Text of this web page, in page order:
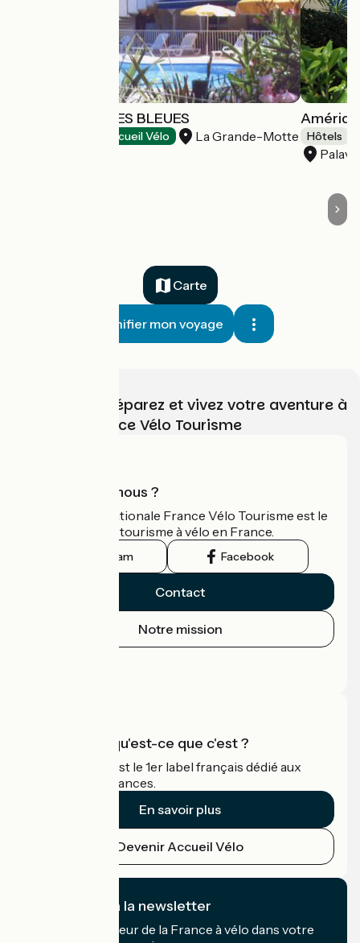
HOTEL LES RIVES BLEUES
Accueil Vélo La Grande-Motte Hôtels
Carte
Planifier mon voyage
Choisissez, préparez et vivez votre aventure à
vélo avec France Vélo Tourisme
Qui sommes-nous ?
L'association nationale France Vélo Tourisme est le
guide officiel du tourisme à vélo en France.
Instagram Facebook
Contact
Notre mission
Accueil Vélo qu'est-ce que c'est ?
Accueil Vélo c'est le 1er label français dédié aux
cyclistes en vacances.
En savoir plus
Devenir Accueil Vélo
Je m'abonne à la newsletter
Recevez le meilleur de la France à vélo dans votre